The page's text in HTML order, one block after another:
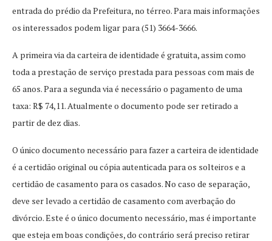
entrada do prédio da Prefeitura, no térreo. Para mais informações
os interessados podem ligar para (51) 3664-3666.
A primeira via da carteira de identidade é gratuita, assim como
toda a prestação de serviço prestada para pessoas com mais de
65 anos. Para a segunda via é necessário o pagamento de uma
taxa: R$ 74,11. Atualmente o documento pode ser retirado a
partir de dez dias.
O único documento necessário para fazer a carteira de identidade
é a certidão original ou cópia autenticada para os solteiros e a
certidão de casamento para os casados. No caso de separação,
deve ser levado a certidão de casamento com averbação do
divórcio. Este é o único documento necessário, mas é importante
que esteja em boas condições, do contrário será preciso retirar